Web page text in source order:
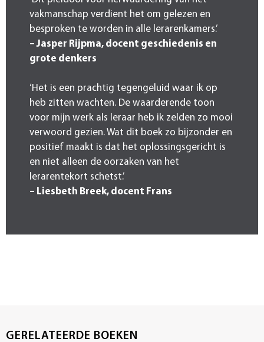
vakmanschap verdient het om gelezen en
besproken te worden in alle lerarenkamers.’
– Jasper Rijpma, docent geschiedenis en
grote denkers
‘Het is een prachtig tegengeluid waar ik op
heb zitten wachten. De waarderende toon
voor mijn werk als leraar heb ik zelden zo mooi
verwoord gezien. Wat dit boek zo bijzonder en
positief maakt is dat het oplossingsgericht is
en niet alleen de oorzaken van het
lerarentekort schetst.’
– Liesbeth Breek, docent Frans
GERELATEERDE BOEKEN